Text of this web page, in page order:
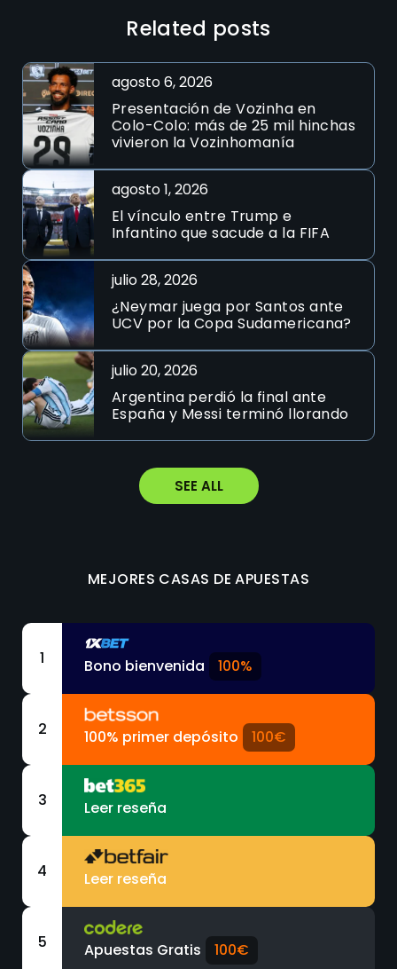
Related posts
agosto 6, 2026
Presentación de Vozinha en
Colo-Colo: más de 25 mil hinchas
vivieron la Vozinhomanía
agosto 1, 2026
El vínculo entre Trump e
Infantino que sacude a la FIFA
julio 28, 2026
¿Neymar juega por Santos ante
UCV por la Copa Sudamericana?
julio 20, 2026
Argentina perdió la final ante
España y Messi terminó llorando
SEE ALL
MEJORES CASAS DE APUESTAS
1 Bono bienvenida 100%
2 100% primer depósito 100€
3 Leer reseña
4 Leer reseña
5 Apuestas Gratis 100€